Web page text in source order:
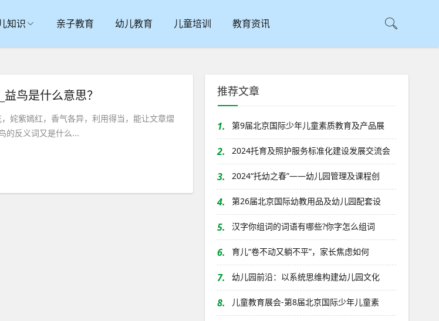
知识 亲子教育 幼儿教育 儿童培训 教育资讯
鸟是什么意思？
姹紫嫣红，香气各异，利用得当，能让文章熠
的反义词又是什么...
推荐文章
1. 第9届北京国际少年儿童素质教育及产品展
2. 2024托育及照护服务标准化建设发展交流会
3. 2024“托幼之春”——幼儿园管理及课程创
4. 第26届北京国际幼教用品及幼儿园配套设
5. 汉字你组词的词语有哪些?你字怎么组词
6. 育儿“卷不动又躺不平”，家长焦虑如何
7. 幼儿园前沿：以系统思维构建幼儿园文化
8. 儿童教育展会-第8届北京国际少年儿童素